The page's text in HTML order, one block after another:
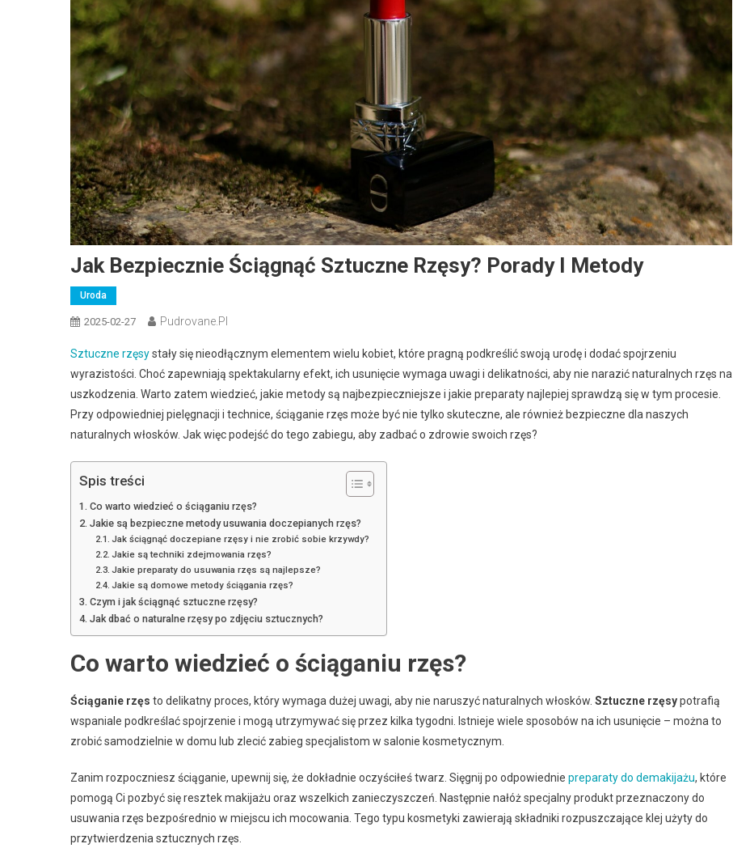
Jak Bezpiecznie Ściągnąć Sztuczne Rzęsy? Porady I Metody
Uroda
2025-02-27 Pudrovane.pl
Sztuczne rzęsystały się nieodłącznym elementem wielu kobiet, które pragną podkreślić swoją urodę i dodać spojrzeniu
wyrazistości. Choć zapewniają spektakularny efekt, ich usunięcie wymaga uwagi i delikatności, aby nie narazić naturalnych rzęs na
uszkodzenia. Warto zatem wiedzieć, jakie metody są najbezpieczniejsze i jakie preparaty najlepiej sprawdzą się w tym procesie.
Przy odpowiedniej pielęgnacji i technice, ściąganie rzęs może być nie tylko skuteczne, ale również bezpieczne dla naszych
naturalnych włosków. Jak więc podejść do tego zabiegu, aby zadbać o zdrowie swoich rzęs?
Spis treści
Co warto wiedzieć o ściąganiu rzęs?
Jakie są bezpieczne metody usuwania doczepianych rzęs?
Jak ściągnąć doczepiane rzęsy i nie zrobić sobie krzywdy?
Jakie są techniki zdejmowania rzęs?
Jakie preparaty do usuwania rzęs są najlepsze?
Jakie są domowe metody ściągania rzęs?
Czym i jak ściągnąć sztuczne rzęsy?
Jak dbać o naturalne rzęsy po zdjęciu sztucznych?
Co warto wiedzieć o ściąganiu rzęs?
Ściąganie rzęs to delikatny proces, który wymaga dużej uwagi, aby nie naruszyć naturalnych włosków. Sztuczne rzęsypotrafią
wspaniale podkreślać spojrzenie i mogą utrzymywać się przez kilka tygodni. Istnieje wiele sposobów na ich usunięcie – można to
zrobić samodzielnie w domu lub zlecić zabieg specjalistom w salonie kosmetycznym.
Zanim rozpoczniesz ściąganie, upewnij się, że dokładnie oczyściłeś twarz. Sięgnij po odpowiednie preparaty do demakijażu, które
pomogą Ci pozbyć się resztek makijażu oraz wszelkich zanieczyszczeń. Następnie nałóż specjalny produkt przeznaczony do
usuwania rzęs bezpośrednio w miejscu ich mocowania. Tego typu kosmetyki zawierają składniki rozpuszczające klej użyty do
przytwierdzenia sztucznych rzęs.